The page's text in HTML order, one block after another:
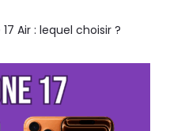
Air : lequel choisir ?